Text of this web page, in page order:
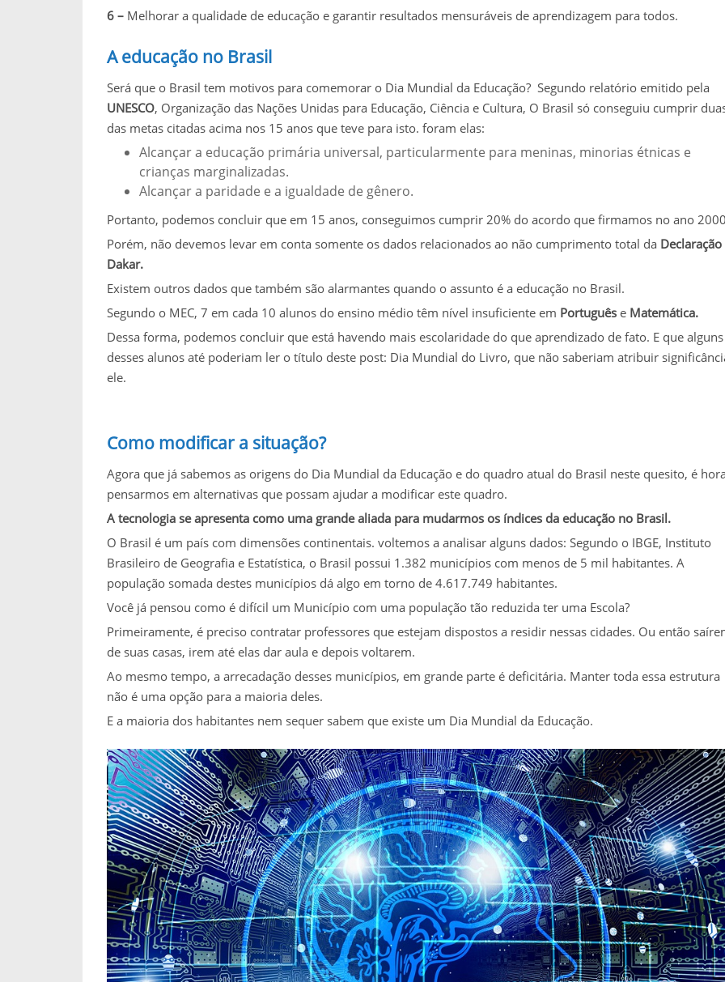
6 – Melhorar a qualidade de educação e garantir resultados mensuráveis de aprendizagem para todos.
A educação no Brasil
Será que o Brasil tem motivos para comemorar o Dia Mundial da Educação? Segundo relatório emitido pela
UNESCO, Organização das Nações Unidas para Educação, Ciência e Cultura, O Brasil só conseguiu cumprir
das metas citadas acima nos 15 anos que teve para isto. foram elas:
Alcançar a educação primária universal, particularmente para meninas, minorias étnicas e
crianças marginalizadas.
Alcançar a paridade e a igualdade de gênero.
Portanto, podemos concluir que em 15 anos, conseguimos cumprir 20% do acordo que firmamos no ano
Porém, não devemos levar em conta somente os dados relacionados ao não cumprimento total da Declaração
Dakar.
Existem outros dados que também são alarmantes quando o assunto é a educação no Brasil.
Segundo o MEC, 7 em cada 10 alunos do ensino médio têm nível insuficiente em Português e Matemática.
Dessa forma, podemos concluir que está havendo mais escolaridade do que aprendizado de fato. E que alguns
desses alunos até poderiam ler o título deste post: Dia Mundial do Livro, que não saberiam atribuir
ele.
Como modificar a situação?
Agora que já sabemos as origens do Dia Mundial da Educação e do quadro atual do Brasil neste quesito, é
pensarmos em alternativas que possam ajudar a modificar este quadro.
A tecnologia se apresenta como uma grande aliada para mudarmos os índices da educação no Brasil.
O Brasil é um país com dimensões continentais. voltemos a analisar alguns dados: Segundo o IBGE, Instituto
Brasileiro de Geografia e Estatística, o Brasil possui 1.382 municípios com menos de 5 mil habitantes. A
população somada destes municípios dá algo em torno de 4.617.749 habitantes.
Você já pensou como é difícil um Município com uma população tão reduzida ter uma Escola?
Primeiramente, é preciso contratar professores que estejam dispostos a residir nessas cidades. Ou então
de suas casas, irem até elas dar aula e depois voltarem.
Ao mesmo tempo, a arrecadação desses municípios, em grande parte é deficitária. Manter toda essa estrutura
não é uma opção para a maioria deles.
E a maioria dos habitantes nem sequer sabem que existe um Dia Mundial da Educação.